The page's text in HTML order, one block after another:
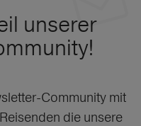
unserer
Community mit
die unsere